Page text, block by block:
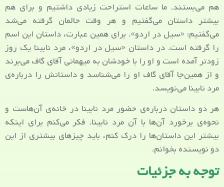
هم می‌بستند. ما ساعات استراحت زیادی داشتیم و برای هم
بیشتر داستان می‌گفتیم و هر وقت حالمان گرفته می‌شد
می‌گفتیم: «سیل در اردو». برای همین عبارت، داستان این اسم
را گرفته است. در داستان «سیل در اردو»، مرد نابینا یک روز
زودتر آمده است و او را با خودشان به میهمانی آقای گاف می‌برند
و از همین‌جا آقای گاف او را می‌شناسد و داستانش را درباره‌ی
مرد نابینا می‌نویسد.
هر دو داستان درباره‌ی حضور مرد نابینا در خانه‌ی آن‌هاست و
نحوه‌ی برخورد آن‌ها با آن مرد نابینا. فکر می‌کنم برای اینکه
بیشتر این داستان‌ها را درک کنم، باید چیزهای بیشتری از این
دو نویسنده بخوانم.
توجه به جزئیات